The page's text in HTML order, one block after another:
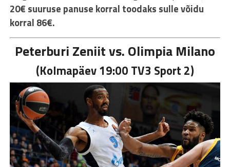
20€ suuruse panuse korral toodaks sulle võidu
korral 86€.
Peterburi Zeniit vs. Olimpia Milano
(Kolmapäev 19:00 TV3 Sport 2)